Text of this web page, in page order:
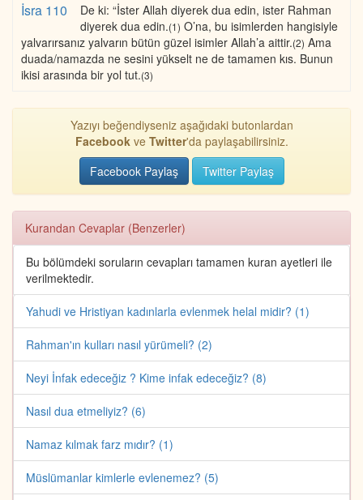
İsra 110
De ki: “İster Allah diyerek dua edin, ister Rahman
diyerek dua edin.(1) O’na, bu isimlerden hangisiyle
yalvarırsanız yalvarın bütün güzel isimler Allah’a aittir.(2) Ama
duada/namazda ne sesini yükselt ne de tamamen kıs. Bunun
ikisi arasında bir yol tut.(3)
Yazıyı beğendiyseniz aşağıdaki butonlardan
Facebookve Twitter'da paylaşabilirsiniz.
Facebook Paylaş
Twitter Paylaş
Kurandan Cevaplar (Benzerler)
Bu bölümdeki soruların cevapları tamamen kuran ayetleri ile
verilmektedir.
Yahudi ve Hristiyan kadınlarla evlenmek helal midir? (1)
Rahman'ın kulları nasıl yürümeli? (2)
Neyi İnfak edeceğiz ? Kime infak edeceğiz? (8)
Nasıl dua etmeliyiz? (6)
Namaz kılmak farz mıdır? (1)
Müslümanlar kimlerle evlenemez? (5)